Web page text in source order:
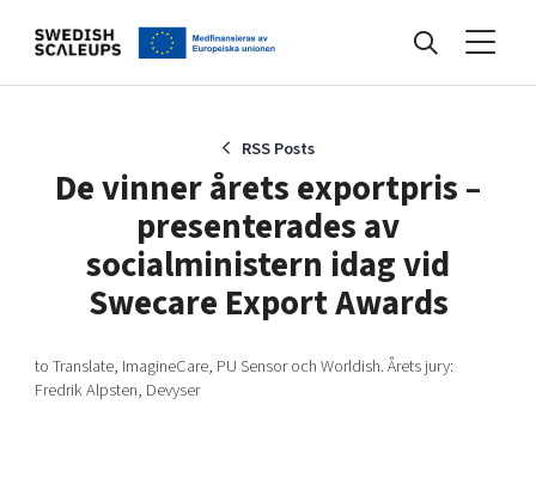
Kunskapsbank
RSS Posts
De vinner årets exportpris –
presenterades av
socialministern idag vid
Swecare Export Awards
to Translate, ImagineCare, PU Sensor och Worldish. Årets jury:
Fredrik Alpsten, Devyser